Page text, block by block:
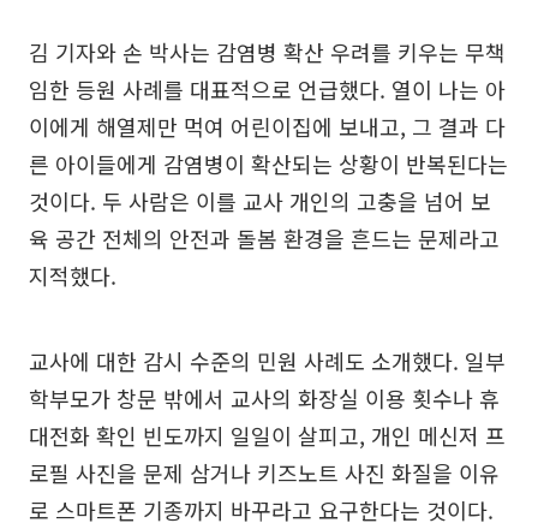
김 기자와 손 박사는 감염병 확산 우려를 키우는 무책
임한 등원 사례를 대표적으로 언급했다. 열이 나는 아
이에게 해열제만 먹여 어린이집에 보내고, 그 결과 다
른 아이들에게 감염병이 확산되는 상황이 반복된다는
것이다. 두 사람은 이를 교사 개인의 고충을 넘어 보
육 공간 전체의 안전과 돌봄 환경을 흔드는 문제라고
지적했다.
교사에 대한 감시 수준의 민원 사례도 소개했다. 일부
학부모가 창문 밖에서 교사의 화장실 이용 횟수나 휴
대전화 확인 빈도까지 일일이 살피고, 개인 메신저 프
로필 사진을 문제 삼거나 키즈노트 사진 화질을 이유
로 스마트폰 기종까지 바꾸라고 요구한다는 것이다.